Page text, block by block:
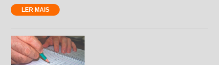
LER MAIS